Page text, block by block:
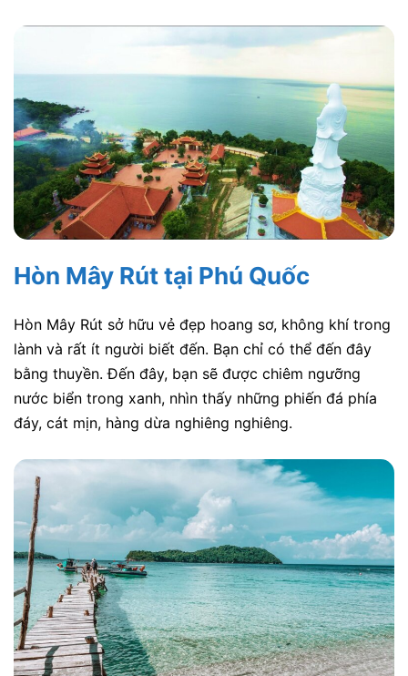
Hòn Mây Rút tại Phú Quốc
Hòn Mây Rút sở hữu vẻ đẹp hoang sơ, không khí trong
lành và rất ít người biết đến. Bạn chỉ có thể đến đây
bằng thuyền. Đến đây, bạn sẽ được chiêm ngưỡng
nước biển trong xanh, nhìn thấy những phiến đá phía
đáy, cát mịn, hàng dừa nghiêng nghiêng.